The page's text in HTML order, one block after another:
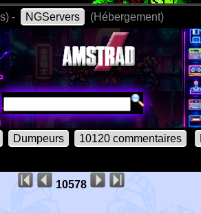
- NGServers (Hébergement)
Dumpeurs 10120 commentaires
10578